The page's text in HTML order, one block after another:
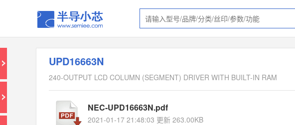
UPD16663N
240-OUTPUT LCD COLUMN (SEGMENT) DRIVER WITH BUILT-IN RAM
NEC-UPD16663N.pdf
2021-01-17 21:48:03 更新 263.00KB